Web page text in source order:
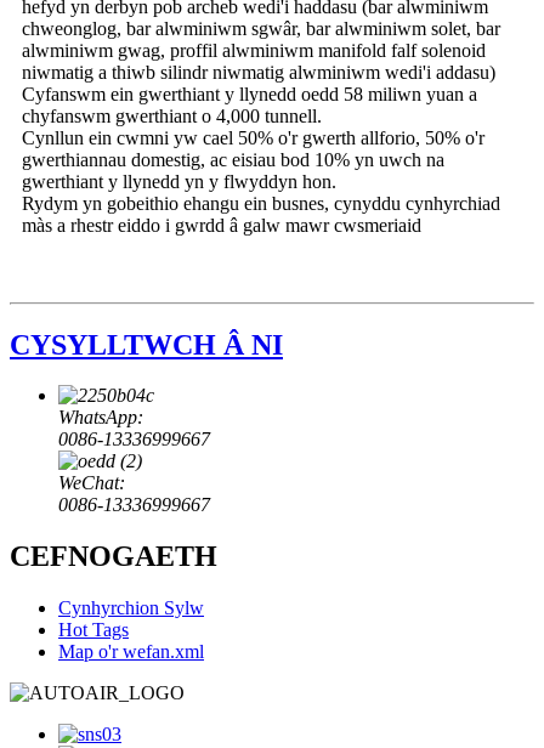
hefyd yn derbyn pob archeb wedi'i haddasu (bar alwminiwm
chweonglog, bar alwminiwm sgwâr, bar alwminiwm solet, bar
alwminiwm gwag, proffil alwminiwm manifold falf solenoid
niwmatig a thiwb silindr niwmatig alwminiwm wedi'i addasu)
Cyfanswm ein gwerthiant y llynedd oedd 58 miliwn yuan a
chyfanswm gwerthiant o 4,000 tunnell.
Cynllun ein cwmni yw cael 50% o'r gwerth allforio, 50% o'r
gwerthiannau domestig, ac eisiau bod 10% yn uwch na
gwerthiant y llynedd yn y flwyddyn hon.
Rydym yn gobeithio ehangu ein busnes, cynyddu cynhyrchiad
màs a rhestr eiddo i gwrdd â galw mawr cwsmeriaid
CYSYLLTWCH Â NI
WhatsApp:
0086-13336999667
WeChat:
0086-13336999667
CEFNOGAETH
Cynhyrchion Sylw
Hot Tags
Map o'r wefan.xml